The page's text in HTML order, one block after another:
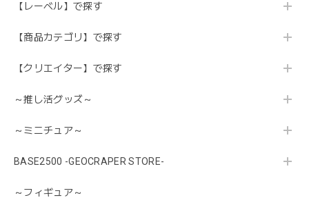
【レーベル】で探す
【商品カテゴリ】で探す
【クリエイター】で探す
～推し活グッズ～
～ミニチュア～
BASE2500 -GEOCRAPER STORE-
～フィギュア～